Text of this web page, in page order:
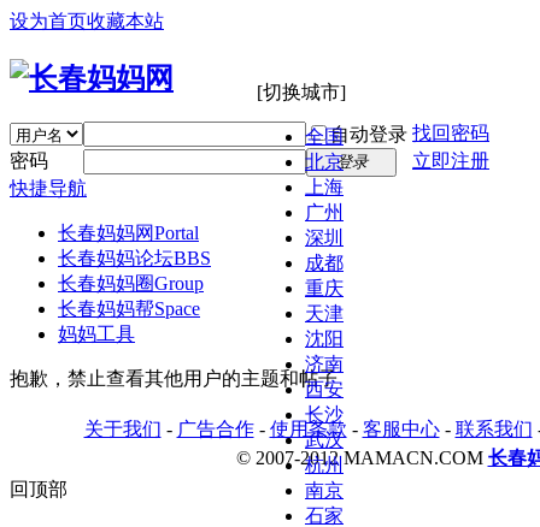
设为首页收藏本站
[切换城市]
全国
北京
上海
广州
深圳
成都
重庆
天津
沈阳
济南
西安
长沙
武汉
杭州
南京
石家
自动登录 找回密码
密码
登录
立即注册
快捷导航
长春妈妈网Portal
长春妈妈论坛BBS
长春妈妈圈Group
长春妈妈帮Space
妈妈工具
抱歉，禁止查看其他用户的主题和帖子
关于我们 - 广告合作- 使用条款 - 客服中心- 联系我们
© 2007-2012 MAMACN.COM 长春
回顶部